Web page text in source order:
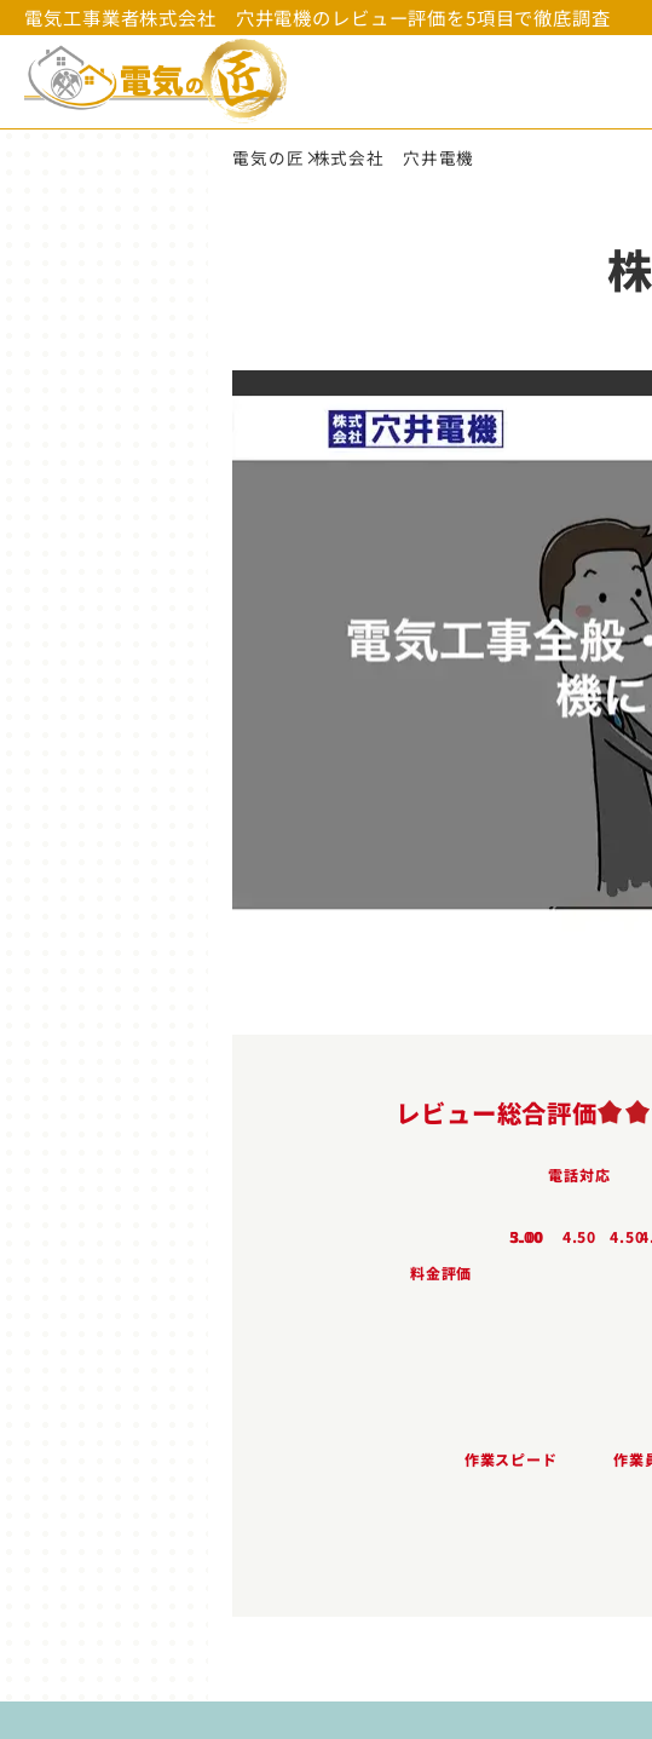
電気工事業者株式会社 穴井電機のレビュー評価を5項目で徹底調査
電気の匠 株式会社 穴井電機
レビュー総合評価
電話対応
作業
作業スピード
料金評価
4.50 4.50
5.00
3.00
4.20
しっかり対